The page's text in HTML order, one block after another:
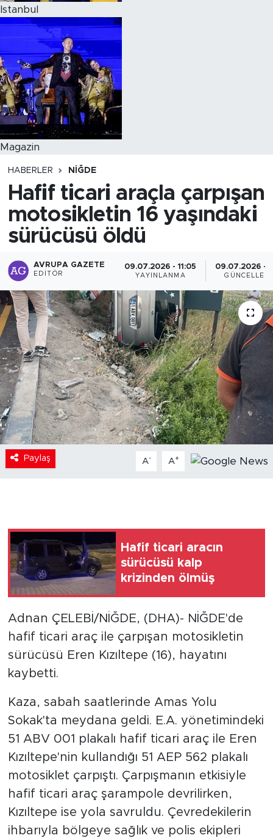
Istanbul
Magazin
HABERLER NIĞDE
Hafif ticari araçla çarpışan
motosikletin 16 yaşındaki
sürücüsü öldü
AVRUPA GAZETE
EDITÖR
09.07.2026 - 11:05
YAYINLANMA
09.07.2026 -
Paylaş A- A+
Hafif ticari aracın
sürücüsü kalp
krizinden ölmüş
Adnan ÇELEBİ/NİĞDE, (DHA)- NİĞDE'de
hafif ticari araç ile çarpışan motosikletin
sürücüsü Eren Kızıltepe (16), hayatını
kaybetti.
Kaza, sabah saatlerinde Amas Yolu
Sokak'ta meydana geldi. E.A. yönetimindeki
51 ABV 001 plakalı hafif ticari araç ile Eren
Kızıltepe'nin kullandığı 51 AEP 562 plakalı
motosiklet çarpıştı. Çarpışmanın etkisiyle
hafif ticari araç şarampole devrilirken,
Kızıltepe ise yola savruldu. Çevredekilerin
ihbarıyla bölgeye sağlık ve polis ekipleri